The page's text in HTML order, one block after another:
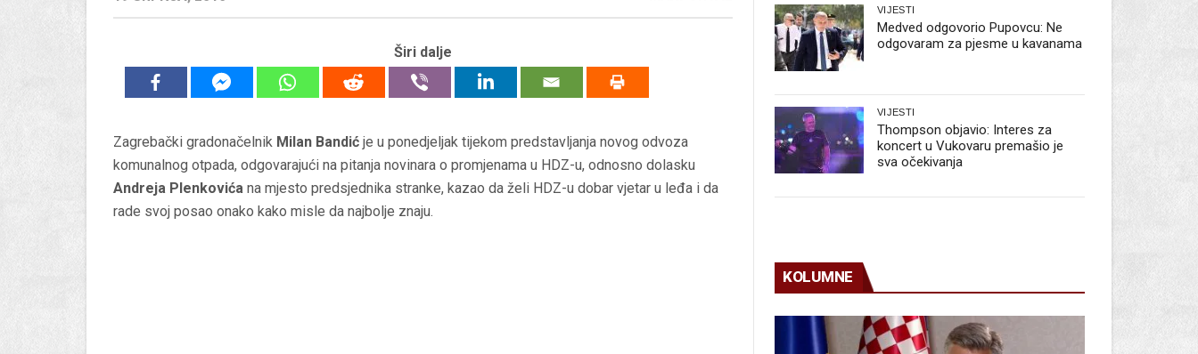
Širi dalje
Zagrebački gradonačelnik Milan Bandić je u ponedjeljak tijekom predstavljanja novog odvoza
komunalnog otpada, odgovarajući na pitanja novinara o promjenama u HDZ-u, odnosno dolasku
Andreja Plenkovića na mjesto predsjednika stranke, kazao da želi HDZ-u dobar vjetar u leđa i da
rade svoj posao onako kako misle da najbolje znaju.
VIJESTI
Medved odgovorio Pupovcu: Ne
odgovaram za pjesme u kavanama
VIJESTI
Thompson objavio: Interes za
koncert u Vukovaru premašio je
sva očekivanja
KOLUMNE